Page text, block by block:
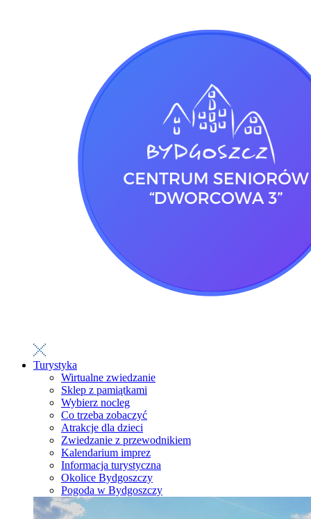
Turystyka
Wirtualne zwiedzanie
Sklep z pamiątkami
Wybierz nocleg
Co trzeba zobaczyć
Atrakcje dla dzieci
Zwiedzanie z przewodnikiem
Kalendarium imprez
Informacja turystyczna
Okolice Bydgoszczy
Pogoda w Bydgoszczy